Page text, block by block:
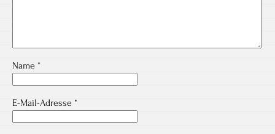
Name *
E-Mail-Adresse *